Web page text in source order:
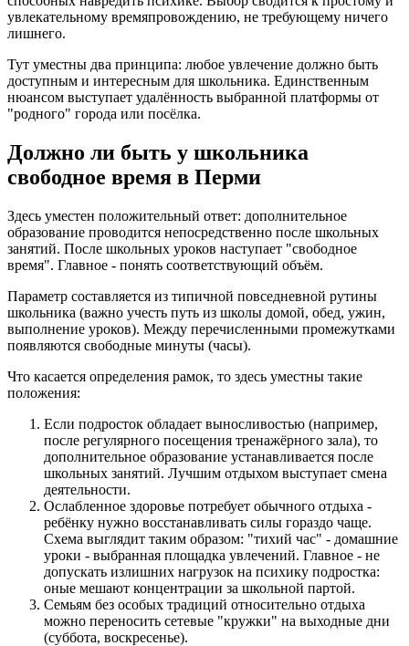
увлекательному времяпровождению, не требующему ничего
лишнего.
Тут уместны два принципа: любое увлечение должно быть
доступным и интересным для школьника. Единственным
нюансом выступает удалённость выбранной платформы от
"родного" города или посёлка.
Должно ли быть у школьника
свободное время в Перми
Здесь уместен положительный ответ: дополнительное
образование проводится непосредственно после школьных
занятий. После школьных уроков наступает "свободное
время". Главное - понять соответствующий объём.
Параметр составляется из типичной повседневной рутины
школьника (важно учесть путь из школы домой, обед, ужин,
выполнение уроков). Между перечисленными промежутками
появляются свободные минуты (часы).
Что касается определения рамок, то здесь уместны такие
положения:
Если подросток обладает выносливостью (например,
после регулярного посещения тренажёрного зала), то
дополнительное образование устанавливается после
школьных занятий. Лучшим отдыхом выступает смена
деятельности.
Ослабленное здоровье потребует обычного отдыха -
ребёнку нужно восстанавливать силы гораздо чаще.
Схема выглядит таким образом: "тихий час" - домашние
уроки - выбранная площадка увлечений. Главное - не
допускать излишних нагрузок на психику подростка:
оные мешают концентрации за школьной партой.
Семьям без особых традиций относительно отдыха
можно переносить сетевые "кружки" на выходные дни
(суббота, воскресенье).